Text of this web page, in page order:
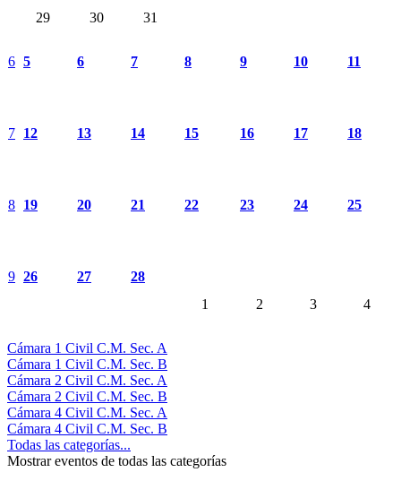
29
30 31
6 5 6 7 8 9 10 11
7 12 13 14 15 16 17 18
8 19 20 21 22 23 24 25
9 26 27
28
1
2 3 4
Cámara 1 Civil C.M. Sec. A
Cámara 1 Civil C.M. Sec. B
Cámara 2 Civil C.M. Sec. A
Cámara 2 Civil C.M. Sec. B
Cámara 4 Civil C.M. Sec. A
Cámara 4 Civil C.M. Sec. B
Todas las categorías...
Mostrar eventos de todas las categorías